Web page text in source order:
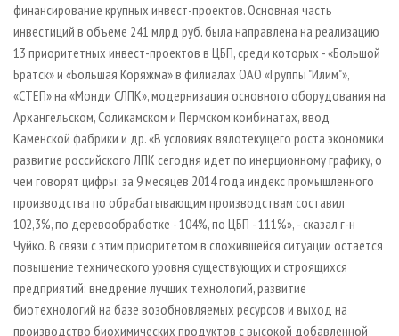
финансирование крупных инвест­-проектов. Основная часть
инвестиций в объеме 241 млрд руб. была направлена на реализацию
13 приоритетных инвест­-проектов в ЦБП, среди которых - «Большой
Братск» и «Большая Коряжма» в филиалах ОАО «Группы "Илим"»,
«СТЕП» на «Монди СЛПК», модернизация основного оборудования на
Архангельском, Соликамском и Пермском комбинатах, ввод
Каменской фабрики и др. «В условиях вялотекущего роста экономики
развитие российского ЛПК сегодня идет по инерционному графику, о
чем говорят цифры: за 9 месяцев 2014 года индекс промышленного
производства по обрабатывающим производствам составил
102,3%, по деревообработке - 104%, по ЦБП - 111%», - сказал г­-н
Чуйко. В связи с этим приоритетом в сложившейся ситуации остается
повышение технического уровня существующих и строящихся
предприятий: внедрение лучших технологий, развитие
биотехнологий на базе возобновляемых ресурсов и выход на
производство биохимических продуктов с высокой добавленной